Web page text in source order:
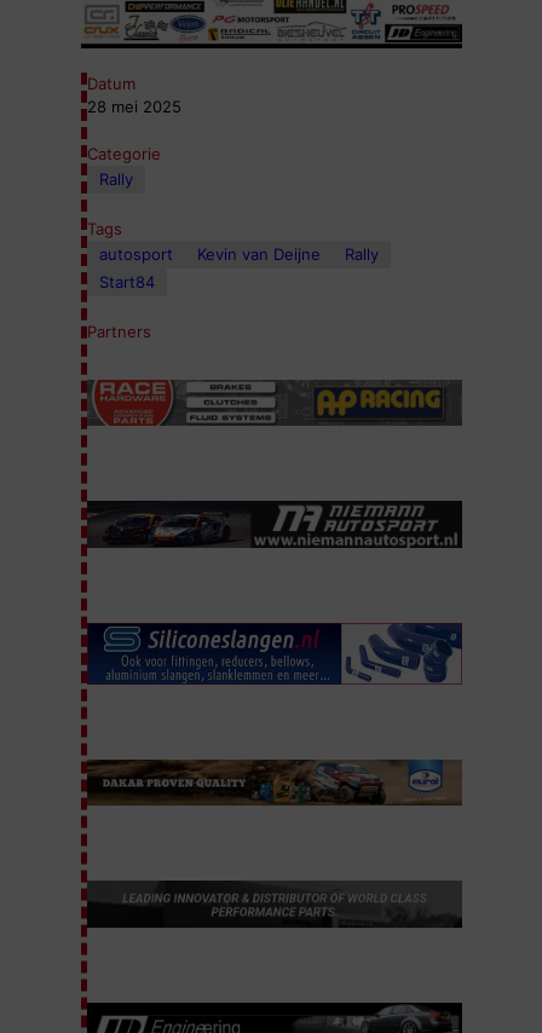
Datum
28 mei 2025
Categorie
Rally
Tags
autosport
Kevin van Deijne
Rally
Start84
Partners